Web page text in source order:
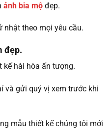
ảnh bia mộ đẹp.
nhật theo mọi yêu cầu.
đẹp.
kế hài hòa ấn tượng.
và gửi quý vị xem trước khi
mẫu thiết kế chúng tôi mới